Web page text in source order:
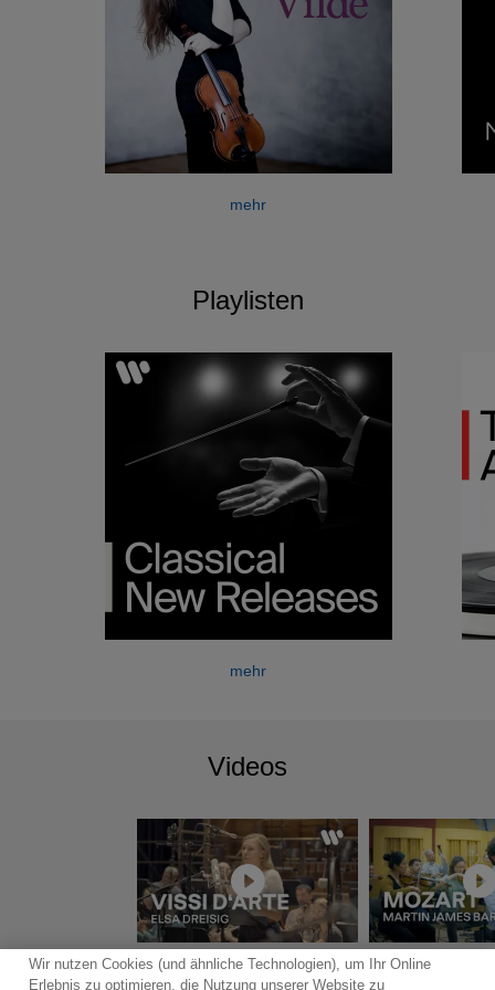
mehr
Playlisten
mehr
Videos
mehr
Wir nutzen Cookies (und ähnliche Technologien), um Ihr Online
Erlebnis zu optimieren, die Nutzung unserer Website zu